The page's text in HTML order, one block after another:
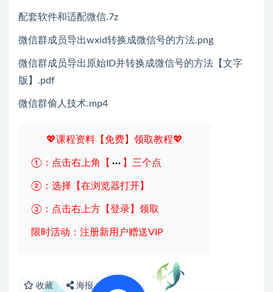
配套软件和适配微信.7z
微信群成员导出wxid转换成微信号的方法.png
微信群成员导出原始ID并转换成微信号的方法【文字
版】.pdf
微信群偷人技术.mp4
💖课程资料【免费】领取教程💖
①：点击右上角【 】三个点
②：选择【在浏览器打开】
③：点击右上方【登录】领取
限时活动：注册新用户赠送VIP
收藏 海报